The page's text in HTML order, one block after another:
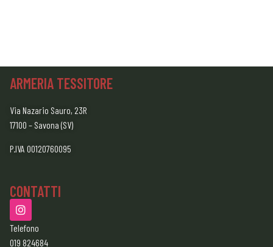
ARMERIA TESSITORE
Via Nazario Sauro, 23R
17100 – Savona (SV)
P.IVA 00120760095
CONTATTI
Telefono
019 824684